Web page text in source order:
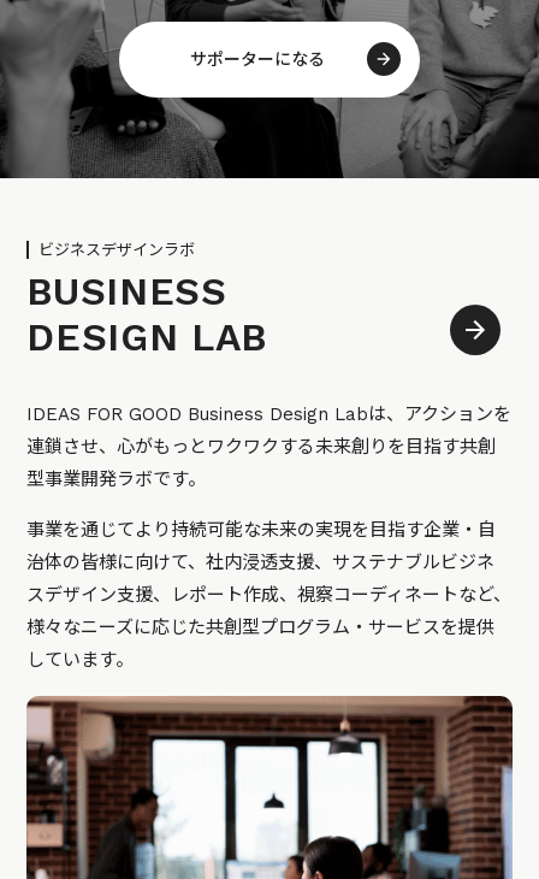
サポーターになる
ビジネスデザインラボ
BUSINESS
DESIGN LAB
IDEAS FOR GOOD Business Design Labは、アクションを
連鎖させ、心がもっとワクワクする未来創りを目指す共創
型事業開発ラボです。
事業を通じてより持続可能な未来の実現を目指す企業・自
治体の皆様に向けて、社内浸透支援、サステナブルビジネ
スデザイン支援、レポート作成、視察コーディネートなど、
様々なニーズに応じた共創型プログラム・サービスを提供
しています。